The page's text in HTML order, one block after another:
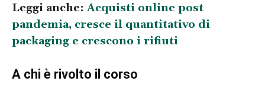
Leggi anche: Acquisti online post
pandemia, cresce il quantitativo di
packaging e crescono i rifiuti
A chi è rivolto il corso